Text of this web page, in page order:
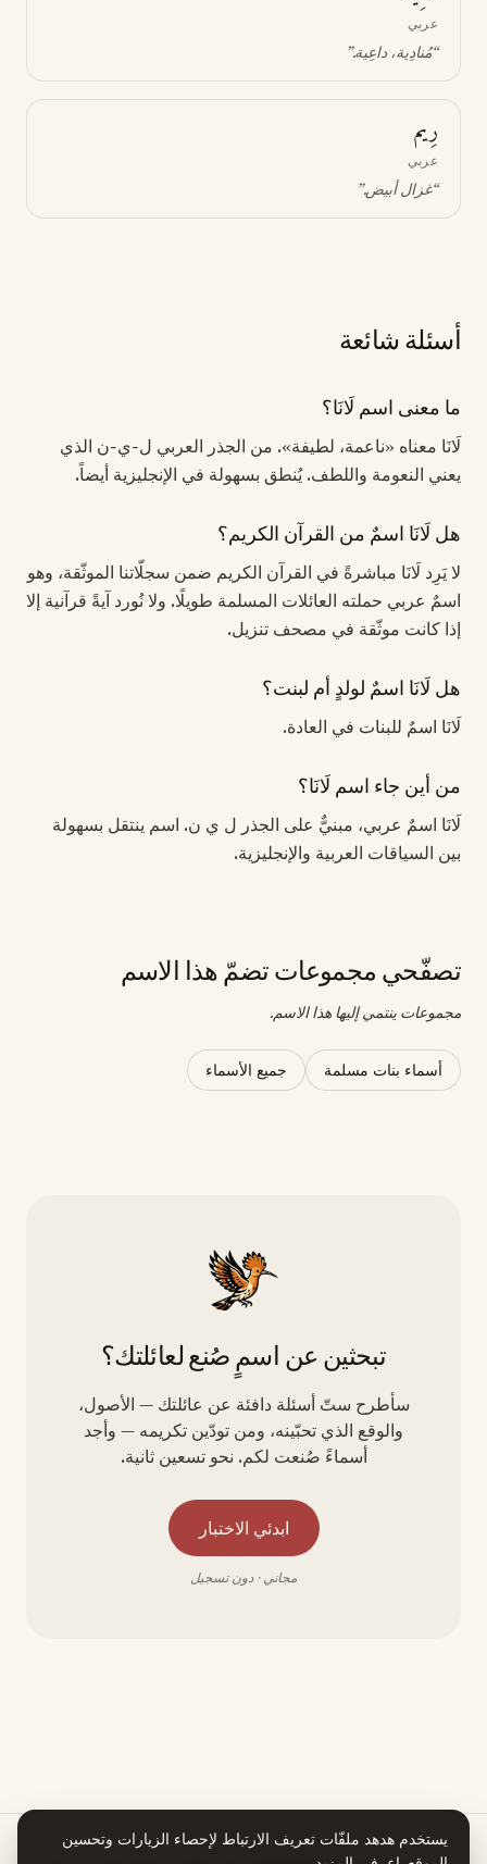
عربي
“مُنادِية، داعِية.”
رِيم
عربي
“غزال أبيض.”
أسئلة شائعة
ما معنى اسم لَانَا؟
لَانَا معناه «ناعمة، لطيفة». من الجذر العربي ل-ي-ن الذي
يعني النعومة واللطف. يُنطق بسهولة في الإنجليزية أيضاً.
هل لَانَا اسمٌ من القرآن الكريم؟
لا يَرِد لَانَا مباشرةً في القرآن الكريم ضمن سجلّاتنا الموثّقة، وهو
اسمٌ عربي حملته العائلات المسلمة طويلًا. ولا نُورد آيةً قرآنية إلا
إذا كانت موثّقة في مصحف تنزيل.
هل لَانَا اسمٌ لولدٍ أم لبنت؟
لَانَا اسمٌ للبنات في العادة.
من أين جاء اسم لَانَا؟
لَانَا اسمٌ عربي، مبنيٌّ على الجذر ل ي ن. اسم ينتقل بسهولة
بين السياقات العربية والإنجليزية.
تصفّحي مجموعات تضمّ هذا الاسم
مجموعات ينتمي إليها هذا الاسم.
أسماء بنات مسلمة جميع الأسماء
تبحثين عن اسمٍ صُنع لعائلتك؟
سأطرح ستّ أسئلة دافئة عن عائلتك — الأصول،
والوقع الذي تحبّينه، ومن تودّين تكريمه — وأجد
أسماءً صُنعت لكم. نحو تسعين ثانية.
ابدئي الاختبار
مجاني · دون تسجيل
يستخدم هدهد ملفّات تعريف الارتباط لإحصاء الزيارات وتحسين